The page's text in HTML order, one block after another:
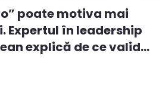
poate motiva mai
Expertul în leadership
explică de ce valid...